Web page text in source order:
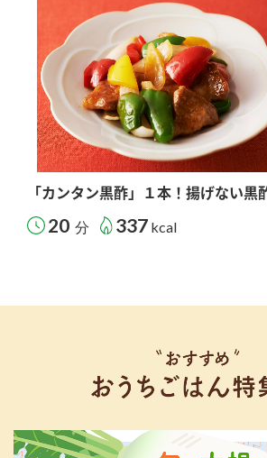
「カンタン黒酢」１本！揚げない黒
20 分 337 kcal